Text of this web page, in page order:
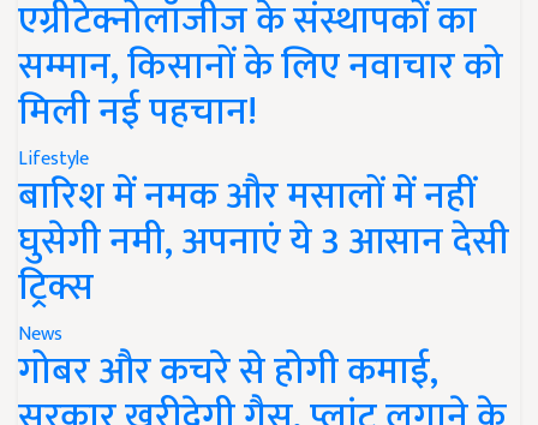
एग्रीटेक्नोलॉजीज के संस्थापकों का
सम्मान, किसानों के लिए नवाचार को
मिली नई पहचान!
Lifestyle
बारिश में नमक और मसालों में नहीं
घुसेगी नमी, अपनाएं ये 3 आसान देसी
ट्रिक्स
News
गोबर और कचरे से होगी कमाई,